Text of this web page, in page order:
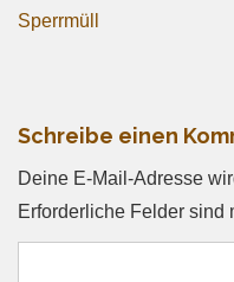
Sperrmüll
Schreibe einen
Deine E-Mail-Adresse
Erforderliche Felder sind